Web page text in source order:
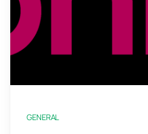
GENERAL